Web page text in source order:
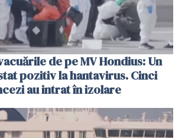
de pe MV Hondius: Un
pozitiv la hantavirus. Cinci
au intrat în izolare